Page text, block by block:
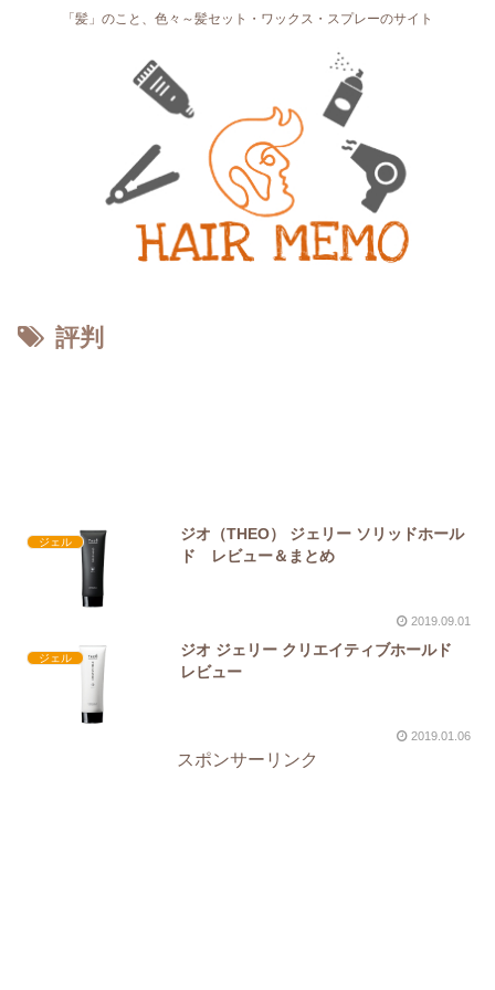
「髪」のこと、色々～髪セット・ワックス・スプレーのサイト
評判
ジェル
ジオ（THEO） ジェリー ソリッドホール
ド レビュー＆まとめ
2019.09.01
ジェル
ジオ ジェリー クリエイティブホールド
レビュー
2019.01.06
スポンサーリンク